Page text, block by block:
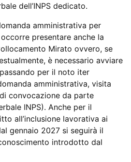
dell’INPS dedicato.
amministrativa per
presentare anche la
Mirato ovvero, se
è necessario avviare
per il noto iter
amministrativa, visita
convocazione da parte
INPS). Anche per il
all’inclusione lavorativa ai
gennaio 2027 si seguirà il
introdotto dal